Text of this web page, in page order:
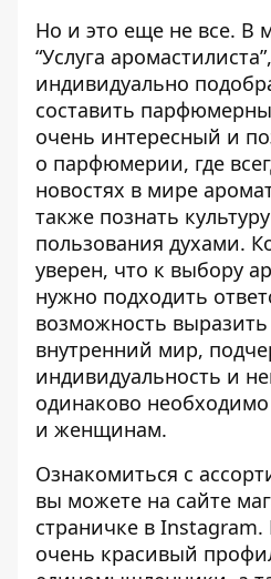
Но и это еще не все. В
“Услуга
индивидуально
составить
очень интересный и
о парфюмерии, где
новостях в мире
также познать
пользования духами.
уверен, что к выбору
нужно подходить
возможность выразить
внутренний мир,
индивидуальность и
одинаково
и женщинам.
Ознакомиться с
вы можете на сайте
страничке в Instagram.
очень красивый